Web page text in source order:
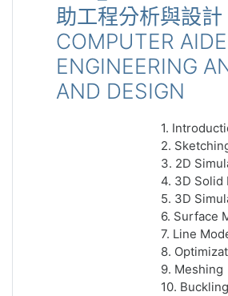
助工程分析與設計
COMPUTER
ENGINEERING
AND DESIGN
1.
2.
3. 2D
4. 3D Solid
5. 3D
6. Surface
7. Line
8.
9. Meshing
10.